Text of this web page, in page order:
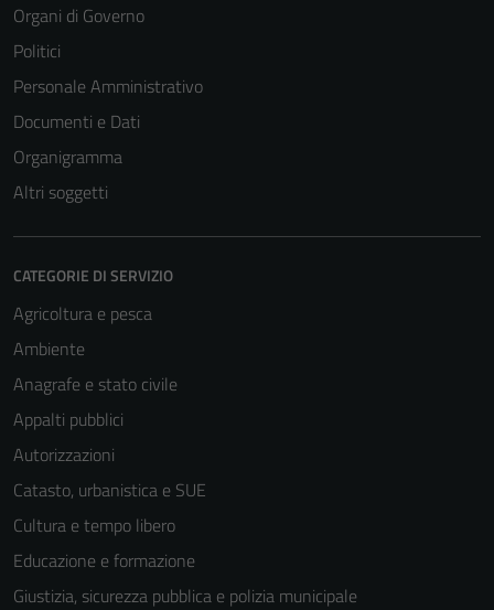
Organi di Governo
Politici
Personale Amministrativo
Documenti e Dati
Organigramma
Altri soggetti
CATEGORIE DI SERVIZIO
Agricoltura e pesca
Ambiente
Anagrafe e stato civile
Appalti pubblici
Autorizzazioni
Catasto, urbanistica e SUE
Cultura e tempo libero
Educazione e formazione
Giustizia, sicurezza pubblica e polizia municipale